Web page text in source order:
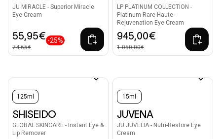
JU MIRACLE - Superior Miracle
Eye Cream
55,95€
74,65€
-25%
LP PLATINUM COLLECTION -
Platinum Rare Haute-
Rejuvenation Eye Cream
945,00€
1.050,00€
125ml
SHISEIDO
GLOBAL SKINCARE - Instant Eye &
Lip Remover
15ml
JUVENA
JU JUVELIA - Nutri-Restore Eye
Cream